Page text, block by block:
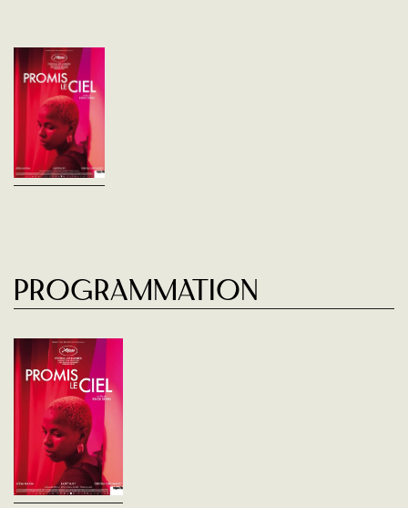
Marie, pasteure ivoirienne et
ancienne journaliste, vit à
Tunis. Elle héberge Naney,
avenir meilleur, et Jolie, une...
Programmation